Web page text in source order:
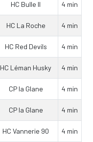
HC Bulle II 4 min
HC La Roche 4 min
HC Red Devils 4 min
HC Léman Husky 4 min
CP la Glane 4 min
CP la Glane 4 min
HC Vannerie 90 4 min